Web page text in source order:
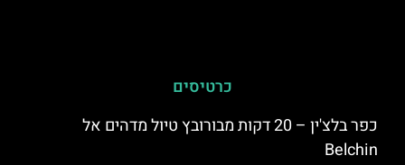
כרטיסים
כפר בלצ'ין – 20 דקות מבורובץ טיול מדהים אל
Belchin